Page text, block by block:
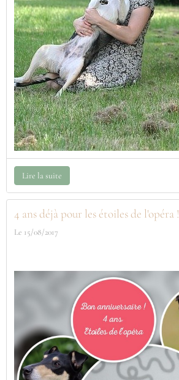
Lire la suite
4 ans déjà pour les étoiles de l'opéra !
Le 15/08/2017